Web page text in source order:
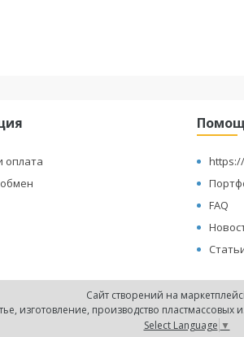
оплата
FAQ
Сайт створений на маркетплейсі
Select Language ▼